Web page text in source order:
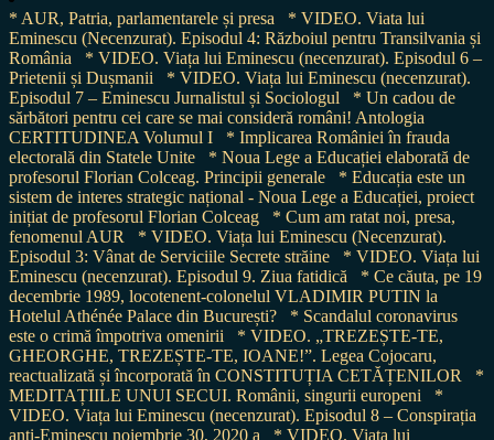
* AUR, Patria, parlamentarele și presa
* VIDEO. Viata lui
Eminescu (Necenzurat). Episodul 4: Războiul pentru Transilvania și
România
* VIDEO. Viața lui Eminescu (necenzurat). Episodul 6 –
Prietenii și Dușmanii
* VIDEO. Viața lui Eminescu (necenzurat).
Episodul 7 – Eminescu Jurnalistul și Sociologul
* Un cadou de
sărbători pentru cei care se mai consideră români! Antologia
CERTITUDINEA Volumul I
* Implicarea României în frauda
electorală din Statele Unite
* Noua Lege a Educației elaborată de
profesorul Florian Colceag. Principii generale
* Educația este un
sistem de interes strategic național - Noua Lege a Educației, proiect
inițiat de profesorul Florian Colceag
* Cum am ratat noi, presa,
fenomenul AUR
* VIDEO. Viața lui Eminescu (Necenzurat).
Episodul 3: Vânat de Serviciile Secrete străine
* VIDEO. Viața lui
Eminescu (necenzurat). Episodul 9. Ziua fatidică
* Ce căuta, pe 19
decembrie 1989, locotenent-colonelul VLADIMIR PUTIN la
Hotelul Athénée Palace din București?
* Scandalul coronavirus
este o crimă împotriva omenirii
* VIDEO. „TREZEȘTE-TE,
GHEORGHE, TREZEȘTE-TE, IOANE!”. Legea Cojocaru,
reactualizată și încorporată în CONSTITUȚIA CETĂȚENILOR
*
MEDITAȚIILE UNUI SECUI. Românii, singurii europeni
*
VIDEO. Viața lui Eminescu (necenzurat). Episodul 8 – Conspirația
anti-Eminescu noiembrie 30, 2020 a
* VIDEO. Viața lui